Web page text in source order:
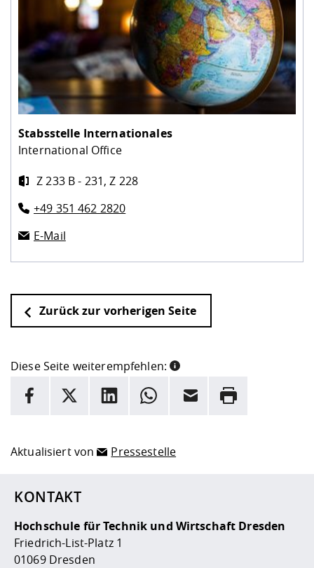
Stabsstelle Internationales
International Office
Z 233 B - 231, Z 228
+49 351 462 2820
E-Mail
Zurück zur vorherigen Seite
Diese Seite weiterempfehlen:
INFORMATION
Facebook
X LinkedInWhatsappE-Mail Drucken
Aktualisiert von Pressestelle
KONTAKT
Hochschule für Technik und Wirtschaft Dresden
Friedrich-List-Platz 1
01069 Dresden